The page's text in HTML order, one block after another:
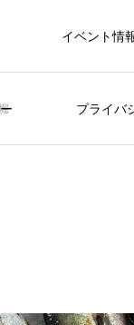
イベント情
プライバ